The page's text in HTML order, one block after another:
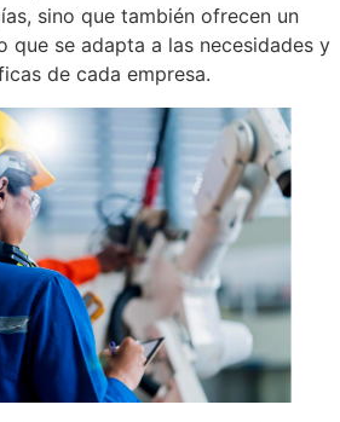
sino que también ofrecen un
que se adapta a las necesidades y
de cada empresa.